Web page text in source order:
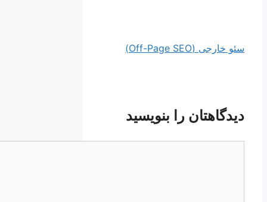
سئو خارجی (Off-Page SEO)
دیدگاهتان را بنویسید